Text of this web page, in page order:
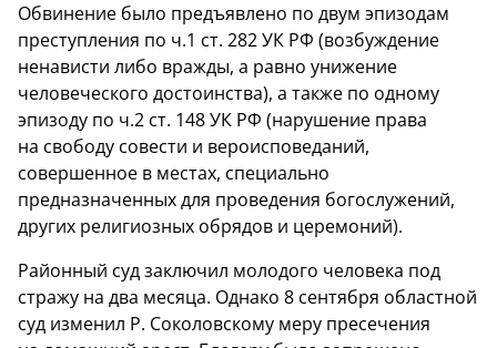
Обвинение было предъявлено по двум эпизодам
преступления по ч.1 ст. 282 УК РФ (возбуждение
ненависти либо вражды, а равно унижение
человеческого достоинства), а также по одному
эпизоду по ч.2 ст. 148 УК РФ (нарушение права
на свободу совести и вероисповеданий,
совершенное в местах, специально
предназначенных для проведения богослужений,
других религиозных обрядов и церемоний).
Районный суд заключил молодого человека под
стражу на два месяца. Однако 8 сентября областной
суд изменил Р. Соколовскому меру пресечения